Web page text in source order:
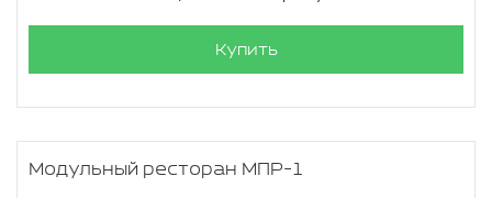
Купить
Модульный ресторан МПР-1